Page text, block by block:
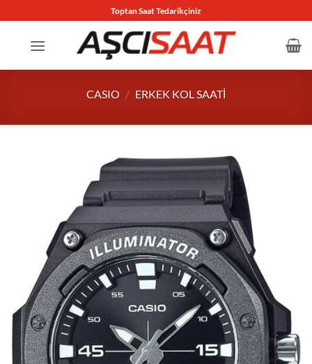
atla
Toptan Saat Tedarikçiniz
CASIO / ERKEK KOL SAATI